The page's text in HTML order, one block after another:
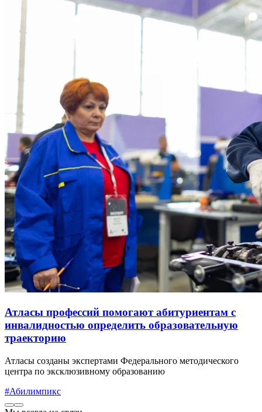
Атласы профессий помогают абитуриентам с
инвалидностью определить образовательную
траекторию
Атласы созданы экспертами Федерального методического
центра по эксклюзивному образованию
#Абилимпикс